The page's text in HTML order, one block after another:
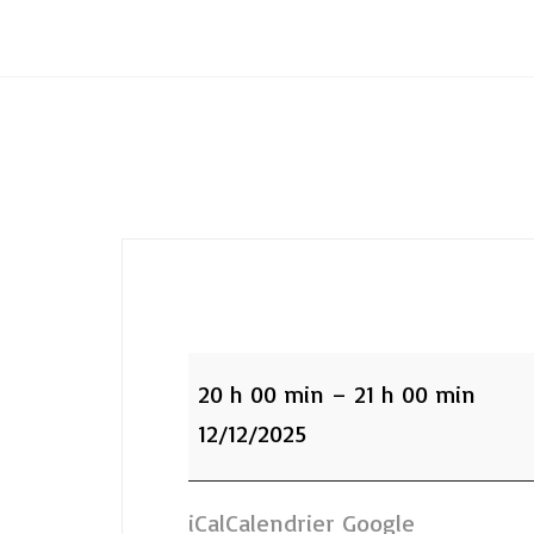
20 h 00 min – 21 h 00 min
12/12/2025
iCalCalendrier Google